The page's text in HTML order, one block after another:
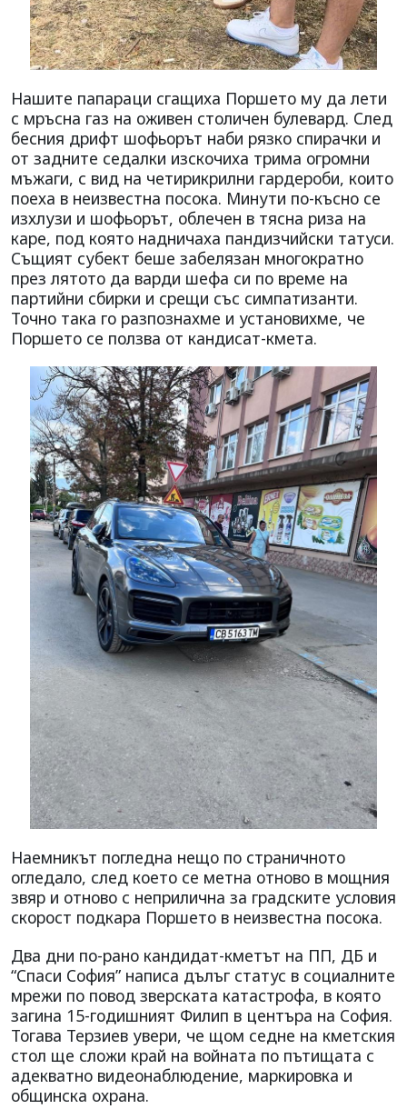
Нашите папараци сгащиха Поршето му да лети
с мръсна газ на оживен столичен булевард. След
бесния дрифт шофьорът наби рязко спирачки и
от задните седалки изскочиха трима огромни
мъжаги, с вид на четирикрилни гардероби, които
поеха в неизвестна посока. Минути по-късно се
изхлузи и шофьорът, облечен в тясна риза на
каре, под която надничаха пандизчийски татуси.
Същият субект беше забелязан многократно
през лятото да варди шефа си по време на
партийни сбирки и срещи със симпатизанти.
Точно така го разпознахме и установихме, че
Поршето се ползва от кандисат-кмета.
Наемникът погледна нещо по страничното
огледало, след което се метна отново в мощния
звяр и отново с неприлична за градските условия
скорост подкара Поршето в неизвестна посока.
Два дни по-рано кандидат-кметът на ПП, ДБ и
“Спаси София” написа дълъг статус в социалните
мрежи по повод зверската катастрофа, в която
загина 15-годишният Филип в центъра на София.
Тогава Терзиев увери, че щом седне на кметския
стол ще сложи край на войната по пътищата с
адекватно видеонаблюдение, маркировка и
общинска охрана.